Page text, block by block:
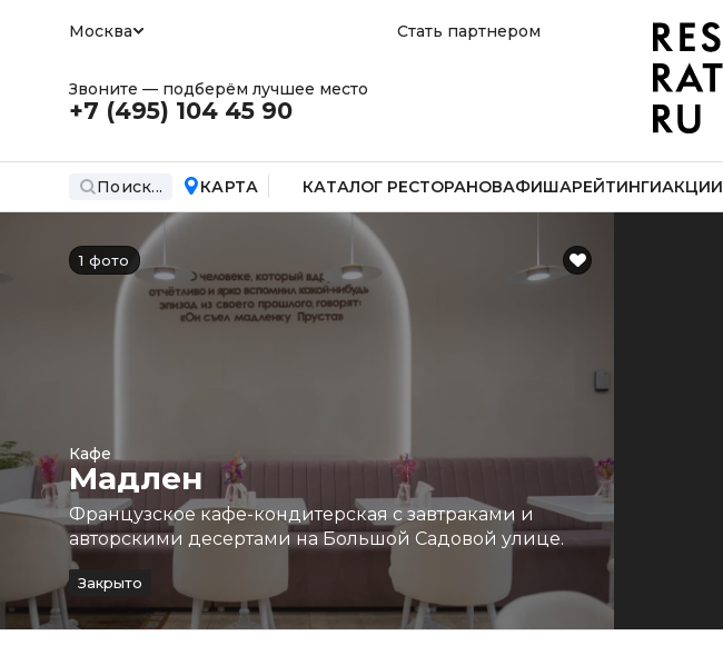
Москва Стать партнером
Звоните — подберём лучшее место
+7 (495) 104 45 90
Поиск... КАРТА КАТАЛОГ РЕСТОРАНОВАФИШАРЕЙТИНГИАКЦИИ
1 фото
Кафе
Мадлен
Французское кафе-кондитерская с завтраками и
авторскими десертами на Большой Садовой улице.
Закрыто